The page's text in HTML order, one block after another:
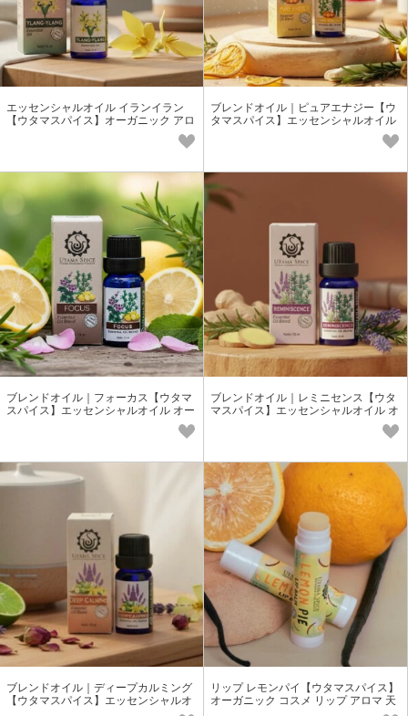
エッセンシャルオイル イランイラン
【ウタマスパイス】オーガニック アロ
ブレンドオイル｜ピュアエナジー【ウ
タマスパイス】エッセンシャルオイル
ブレンドオイル｜フォーカス【ウタマ
スパイス】エッセンシャルオイル オー
ブレンドオイル｜レミニセンス【ウタ
マスパイス】エッセンシャルオイル オ
ブレンドオイル｜ディープカルミング
【ウタマスパイス】エッセンシャルオ
リップ レモンパイ【ウタマスパイス】
オーガニック コスメ リップ アロマ 天